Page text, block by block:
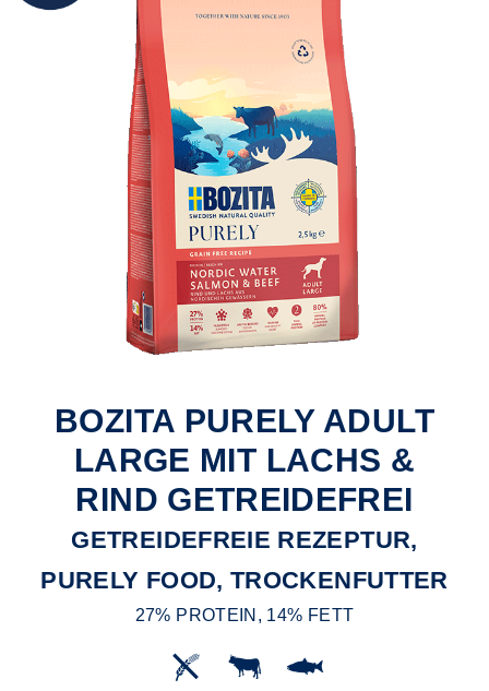
BOZITA PURELY ADULT
LARGE MIT LACHS &
RIND GETREIDEFREI
GETREIDEFREIE REZEPTUR,
PURELY FOOD, TROCKENFUTTER
27% PROTEIN, 14% FETT